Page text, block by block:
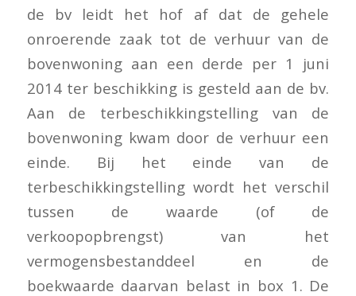
de bv leidt het hof af dat de gehele
onroerende zaak tot de verhuur van de
bovenwoning aan een derde per 1 juni
2014 ter beschikking is gesteld aan de bv.
Aan de terbeschikkingstelling van de
bovenwoning kwam door de verhuur een
einde. Bij het einde van de
terbeschikkingstelling wordt het verschil
tussen de waarde (of de
verkoopopbrengst) van het
vermogensbestanddeel en de
boekwaarde daarvan belast in box 1. De